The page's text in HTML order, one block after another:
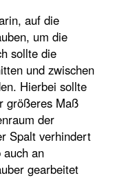
auf die
um die
sollte die
und zwischen
Hierbei sollte
größeres Maß
der
Spalt verhindert
an
gearbeitet